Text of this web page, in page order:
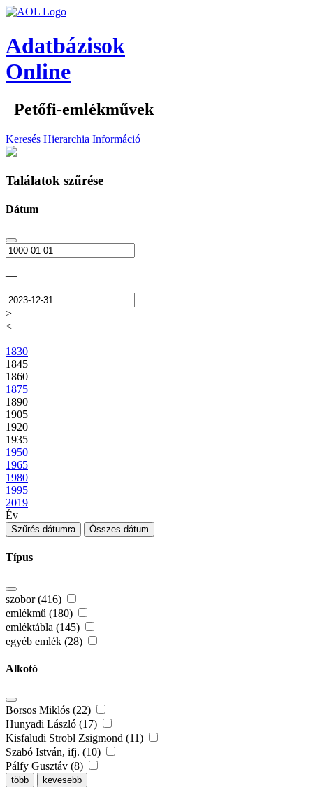
Adatbázisok
Online
Petőfi-emlékművek
Keresés Hierarchia Információ
Találatok szűrése
Dátum
—
>
<
1830
1845
1860
1875
1890
1905
1920
1935
1950
1965
1980
1995
2019
Év
Szűrés dátumra Összes dátum
Típus
szobor (416)
emlékmű (180)
emléktábla (145)
egyéb emlék (28)
Alkotó
Borsos Miklós (22)
Hunyadi László (17)
Kisfaludi Strobl Zsigmond (11)
Szabó István, ifj. (10)
Pálfy Gusztáv (8)
több kevesebb